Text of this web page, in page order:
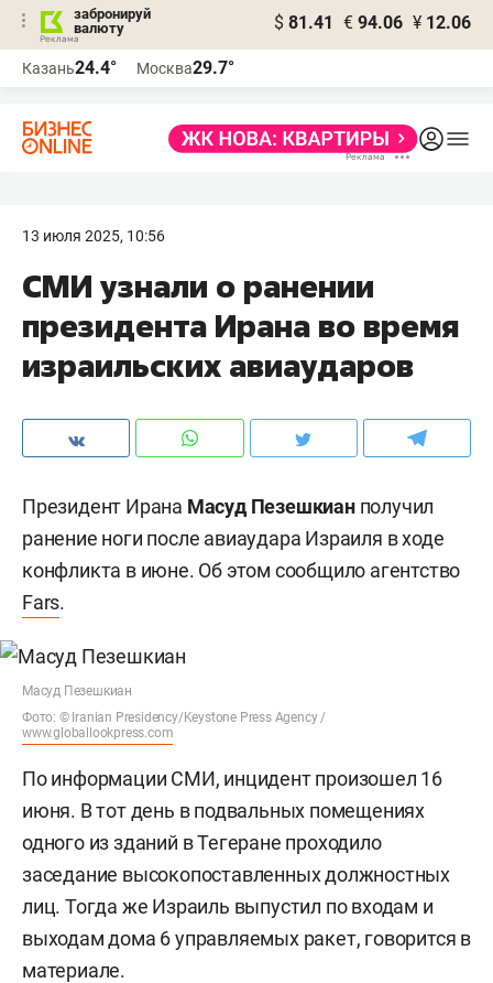
забронируй
валюту
$ 81.41 € 94.06 ¥ 12.06
Казань24.4° Москва29.7°
13 июля 2025, 10:56
СМИ узнали о ранении
президента Ирана во время
израильских авиаударов
Президент Ирана Масуд Пезешкианполучил
ранение ноги после авиаудара Израиля в ходе
конфликта в июне. Об этом сообщило агентство
Fars.
Масуд Пезешкиан
Фото: © Iranian Presidency/Keystone Press Agency /
www.globallookpress.com
По информации СМИ, инцидент произошел 16
июня. В тот день в подвальных помещениях
одного из зданий в Тегеране проходило
заседание высокопоставленных должностных
лиц. Тогда же Израиль выпустил по входам и
выходам дома 6 управляемых ракет, говорится в
материале.